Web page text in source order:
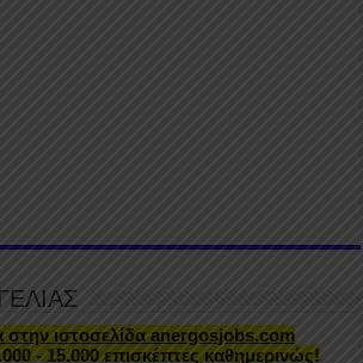
στην ιστοσελίδα anergosjobs.com
- 15.000 επισκέπτες καθημερινώς!